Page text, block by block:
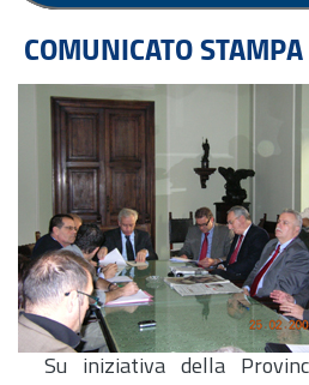
COMUNICATO
Su iniziativa della